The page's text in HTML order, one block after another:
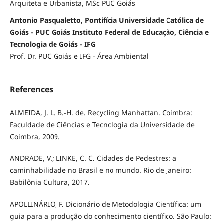
Arquiteta e Urbanista, MSc PUC Goiás
Antonio Pasqualetto, Pontifícia Universidade Católica de
Goiás - PUC Goiás Instituto Federal de Educação, Ciência e
Tecnologia de Goiás - IFG
Prof. Dr. PUC Goiás e IFG - Área Ambiental
References
ALMEIDA, J. L. B.-H. de. Recycling Manhattan. Coimbra:
Faculdade de Ciências e Tecnologia da Universidade de
Coimbra, 2009.
ANDRADE, V.; LINKE, C. C. Cidades de Pedestres: a
caminhabilidade no Brasil e no mundo. Rio de Janeiro:
Babilônia Cultura, 2017.
APOLLINÁRIO, F. Dicionário de Metodologia Científica: um
guia para a produção do conhecimento científico. São Paulo: